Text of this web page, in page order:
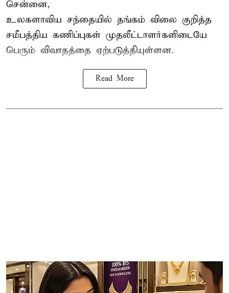
சென்னை,
உலகளாவிய சந்தையில் தங்கம் விலை குறித்த
சமீபத்திய கணிப்புகள் முதலீட்டாளர்களிடையே
பெரும் விவாதத்தை ஏற்படுத்தியுள்ளன.
Read More